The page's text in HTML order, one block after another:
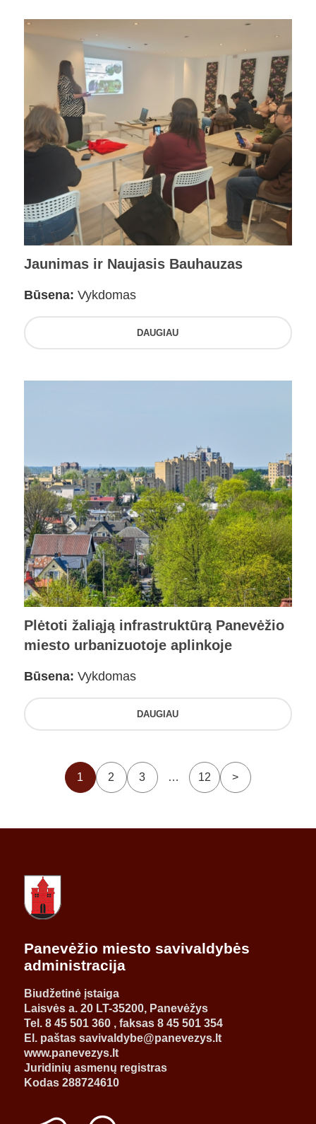
Jaunimas ir Naujasis Bauhauzas
Būsena: Vykdomas
DAUGIAU
Plėtoti žaliąją infrastruktūrą Panevėžio
miesto urbanizuotoje aplinkoje
Būsena: Vykdomas
DAUGIAU
1 2 3 … 12 >
Panevėžio miesto savivaldybės
administracija
Biudžetinė įstaiga
Laisvės a. 20 LT-35200, Panevėžys
Tel. 8 45 501 360 , faksas 8 45 501 354
El. paštas savivaldybe@panevezys.lt
www.panevezys.lt
Juridinių asmenų registras
Kodas 288724610